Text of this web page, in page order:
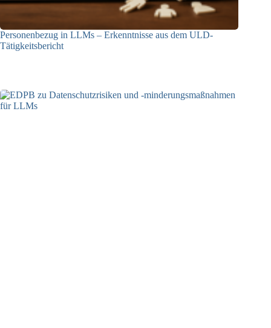
Personenbezug in LLMs – Erkenntnisse aus dem ULD-
Tätigkeitsbericht